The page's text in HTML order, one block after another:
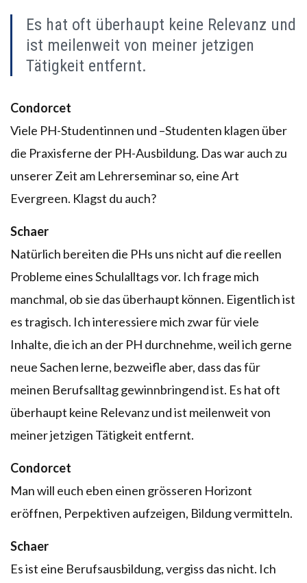
Es hat oft überhaupt keine Relevanz und
ist meilenweit von meiner jetzigen
Tätigkeit entfernt.
Condorcet
Viele PH-Studentinnen und –Studenten klagen über
die Praxisferne der PH-Ausbildung. Das war auch zu
unserer Zeit am Lehrerseminar so, eine Art
Evergreen. Klagst du auch?
Schaer
Natürlich bereiten die PHs uns nicht auf die reellen
Probleme eines Schulalltags vor. Ich frage mich
manchmal, ob sie das überhaupt können. Eigentlich ist
es tragisch. Ich interessiere mich zwar für viele
Inhalte, die ich an der PH durchnehme, weil ich gerne
neue Sachen lerne, bezweifle aber, dass das für
meinen Berufsalltag gewinnbringend ist. Es hat oft
überhaupt keine Relevanz und ist meilenweit von
meiner jetzigen Tätigkeit entfernt.
Condorcet
Man will euch eben einen grösseren Horizont
eröffnen, Perpektiven aufzeigen, Bildung vermitteln.
Schaer
Es ist eine Berufsausbildung, vergiss das nicht. Ich